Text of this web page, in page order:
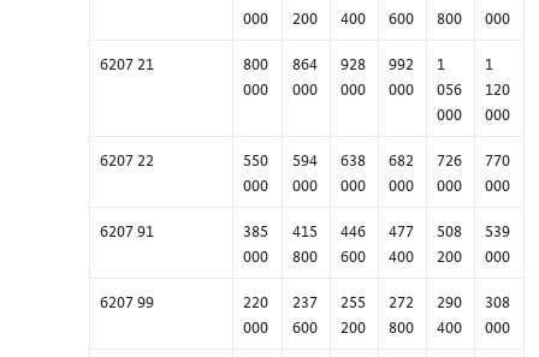
000
200
400
600
800
000
6207 21
800
000
864
000
928
000
992
000
1
056
000
1
120
000
6207 22
550
000
594
000
638
000
682
000
726
000
770
000
6207 91
385
000
415
800
446
600
477
400
508
200
539
000
6207 99
220
000
237
600
255
200
272
800
290
400
308
000